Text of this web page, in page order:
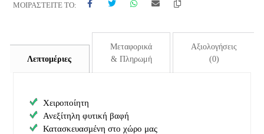
ΜΟΙΡΑΣΤΕΊΤΕ ΤΟ:
Λεπτομέριες
Μεταφορικά
& Πληρωμή
Αξιολογήσεις
(0)
Χειροποίητη
Ανεξίτηλη φυτική βαφή
Κατασκευασμένη στο χώρο μας